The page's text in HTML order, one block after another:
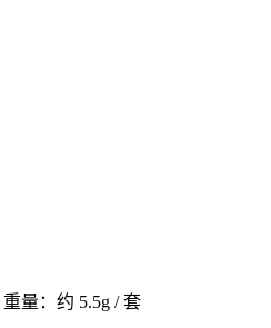
重量：约 5.5g / 套